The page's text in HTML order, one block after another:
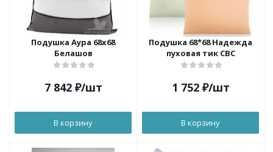
Подушка Аура 68х68
Белашов
7 842₽/шт
В корзину
Подушка 68*68 Надежда
пуховая тик СВС
1 752₽/шт
В корзину